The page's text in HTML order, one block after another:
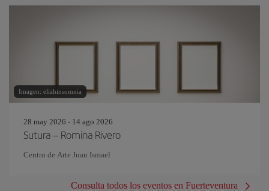
Imagen: eliahinsomnia
28 may 2026 - 14 ago 2026
Sutura – Romina Rivero
Centro de Arte Juan Ismael
Consulta todos los eventos en Fuerteventura